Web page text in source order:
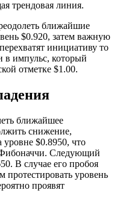
трендовая линия.
ближайшие
$0.920, затем важную
инициативу то
в импульс, который
отметке $1.00.
ближайшее
снижение,
$0.8950, что
Фибоначчи. Следующий
В случае его пробоя
протестировать уровень
проявят